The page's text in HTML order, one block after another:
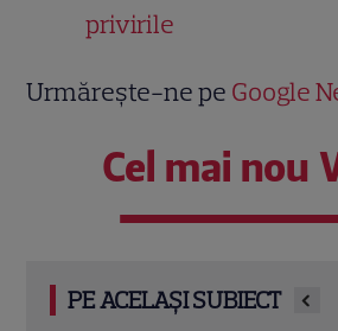
privirile
Urmărește-ne pe Google
Cel mai nou
PE ACELAȘI SUBIECT